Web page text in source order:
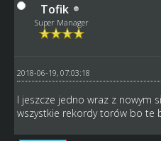
Tofik
Super Manager
2018-06-19, 07:03:18
I jeszcze jedno wraz z nowym
wszystkie rekordy torów bo te